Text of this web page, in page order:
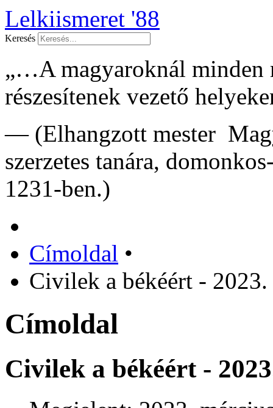
Lelkiismeret '88
Keresés
„…A magyaroknál minden
részesítenek vezető
— (Elhangzott mester
szerzetes tanára,
1231-ben.)
Címoldal •
Civilek a békéért -
Címoldal
Civilek a békéért -